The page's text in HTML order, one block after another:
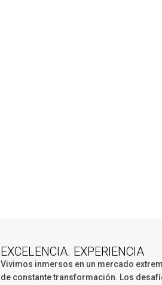
EXCELENCIA. EXPERIENCIA
Vivimos inmersos en un mercado
de constante transformación. Los